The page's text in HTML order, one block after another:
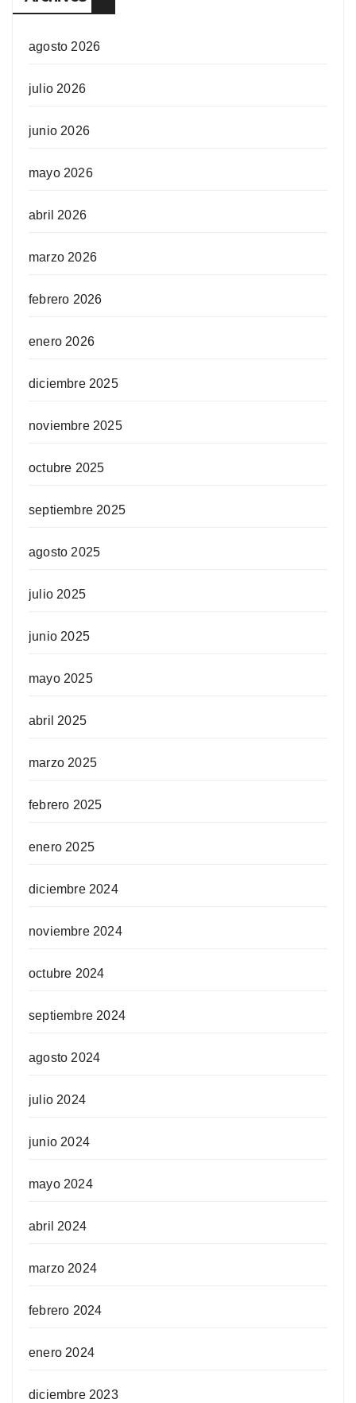
agosto 2026
julio 2026
junio 2026
mayo 2026
abril 2026
marzo 2026
febrero 2026
enero 2026
diciembre 2025
noviembre 2025
octubre 2025
septiembre 2025
agosto 2025
julio 2025
junio 2025
mayo 2025
abril 2025
marzo 2025
febrero 2025
enero 2025
diciembre 2024
noviembre 2024
octubre 2024
septiembre 2024
agosto 2024
julio 2024
junio 2024
mayo 2024
abril 2024
marzo 2024
febrero 2024
enero 2024
diciembre 2023